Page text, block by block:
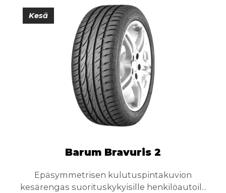
Kesä
Barum Bravuris 2
Epäsymmetrisen kulutuspintakuvion
kesärengas suorituskykyisille henkilöautoil...